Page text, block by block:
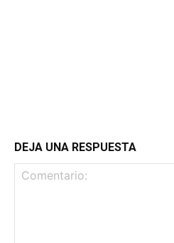
DEJA UNA RESPUESTA